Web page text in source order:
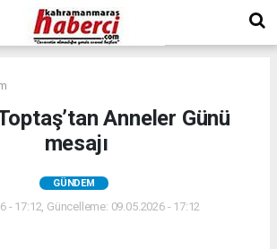
Anneler Günü
mesajı
GÜNDEM
- 17:12, Güncelleme: 09.05.2026 - 17:12